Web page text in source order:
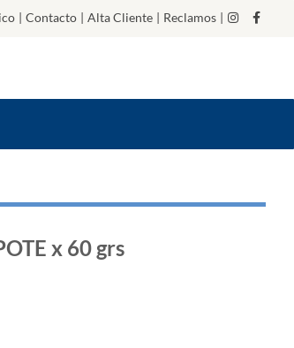
| Contacto | Alta Cliente | Reclamos |
x 60 grs